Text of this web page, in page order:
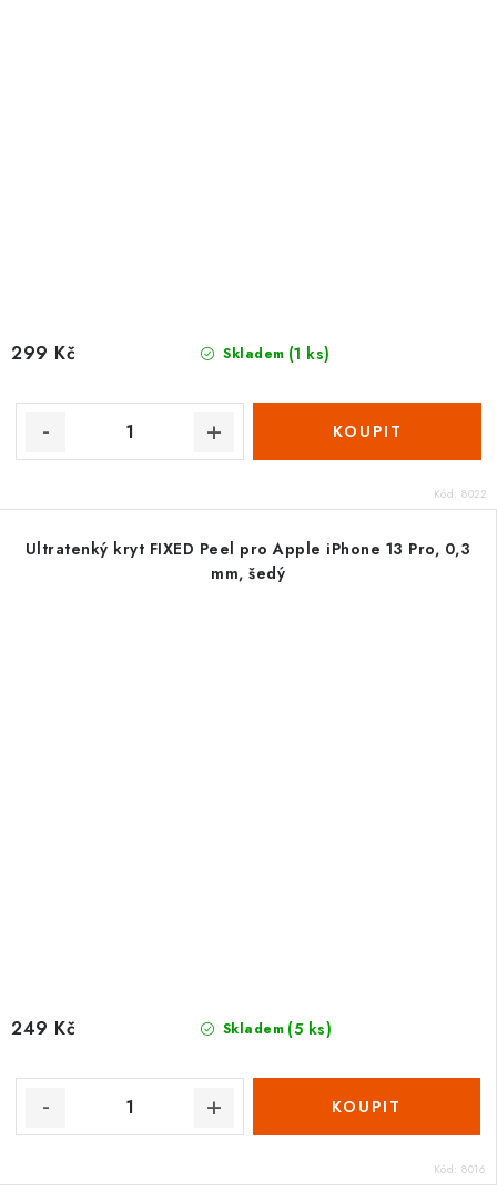
Skladem (1 ks)
299 Kč
Kód: 8022
Ultratenký kryt FIXED Peel pro Apple iPhone 13 Pro, 0,3
mm, šedý
Skladem (5 ks)
249 Kč
Kód: 8016